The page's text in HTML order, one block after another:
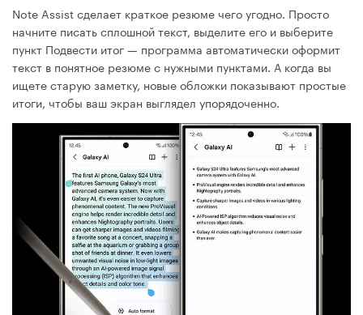
Note Assist сделает краткое резюме чего угодно. Просто
начните писать сплошной текст, выделите его и выберите
пункт Подвести итог — программа автоматически оформит
текст в понятное резюме с нужными пунктами. А когда вы
ищете старую заметку, новые обложки показывают простые
итоги, чтобы ваш экран выглядел упорядоченно.